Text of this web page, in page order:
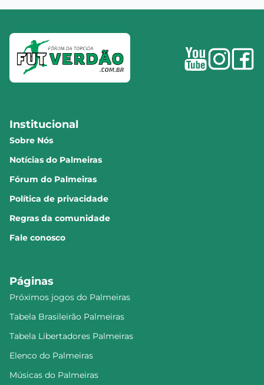
Institucional
Sobre Nós
Notícias do Palmeiras
Fórum do Palmeiras
Política de privacidade
Regras da comunidade
Fale conosco
Páginas
Próximos jogos do Palmeiras
Tabela Brasileirão Palmeiras
Tabela Libertadores Palmeiras
Elenco do Palmeiras
Músicas do Palmeiras